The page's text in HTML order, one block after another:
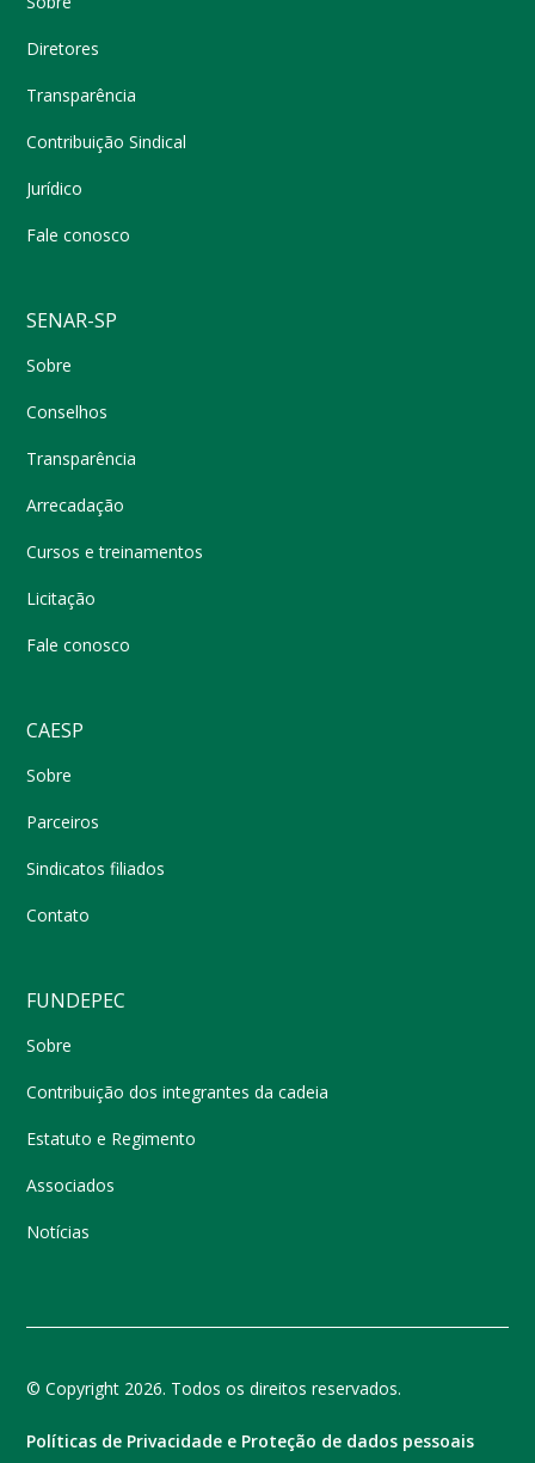
Diretores
Transparência
Contribuição Sindical
Jurídico
Fale conosco
SENAR-SP
Sobre
Conselhos
Transparência
Arrecadação
Cursos e treinamentos
Licitação
Fale conosco
CAESP
Sobre
Parceiros
Sindicatos filiados
Contato
FUNDEPEC
Sobre
Contribuição dos integrantes da cadeia
Estatuto e Regimento
Associados
Notícias
© Copyright 2026. Todos os direitos reservados.
Políticas de Privacidade e Proteção de dados pessoais